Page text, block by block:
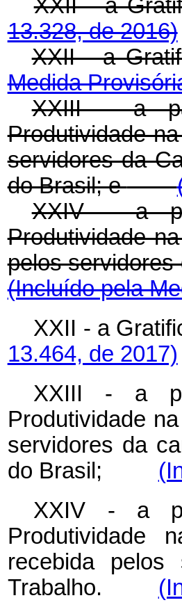
XXII - a
13.328, de 2016)
XXII - a
Medida
XXIII - a
Produtividade
servidores da
do Brasil; e
XXIV - a
Produtividade
pelos
(Incluído pela
XXII - a
13.464, de 2017)
XXIII - a
Produtividade
servidores da
do Brasil;
XXIV - a
Produtividade
recebida pelos
Trabalho.